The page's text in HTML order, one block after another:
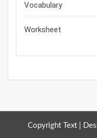
Vocabulary
Worksheet
Copyright Text |